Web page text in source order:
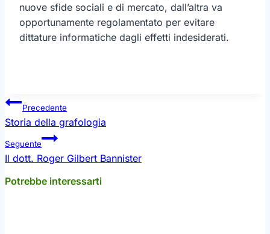
nuove sfide sociali e di mercato, dall’altra va
opportunamente regolamentato per evitare
dittature informatiche dagli effetti indesiderati.
Navigazione
articoli
Precedente
Storia della grafologia
Seguente
Il dott. Roger Gilbert Bannister
Potrebbe interessarti